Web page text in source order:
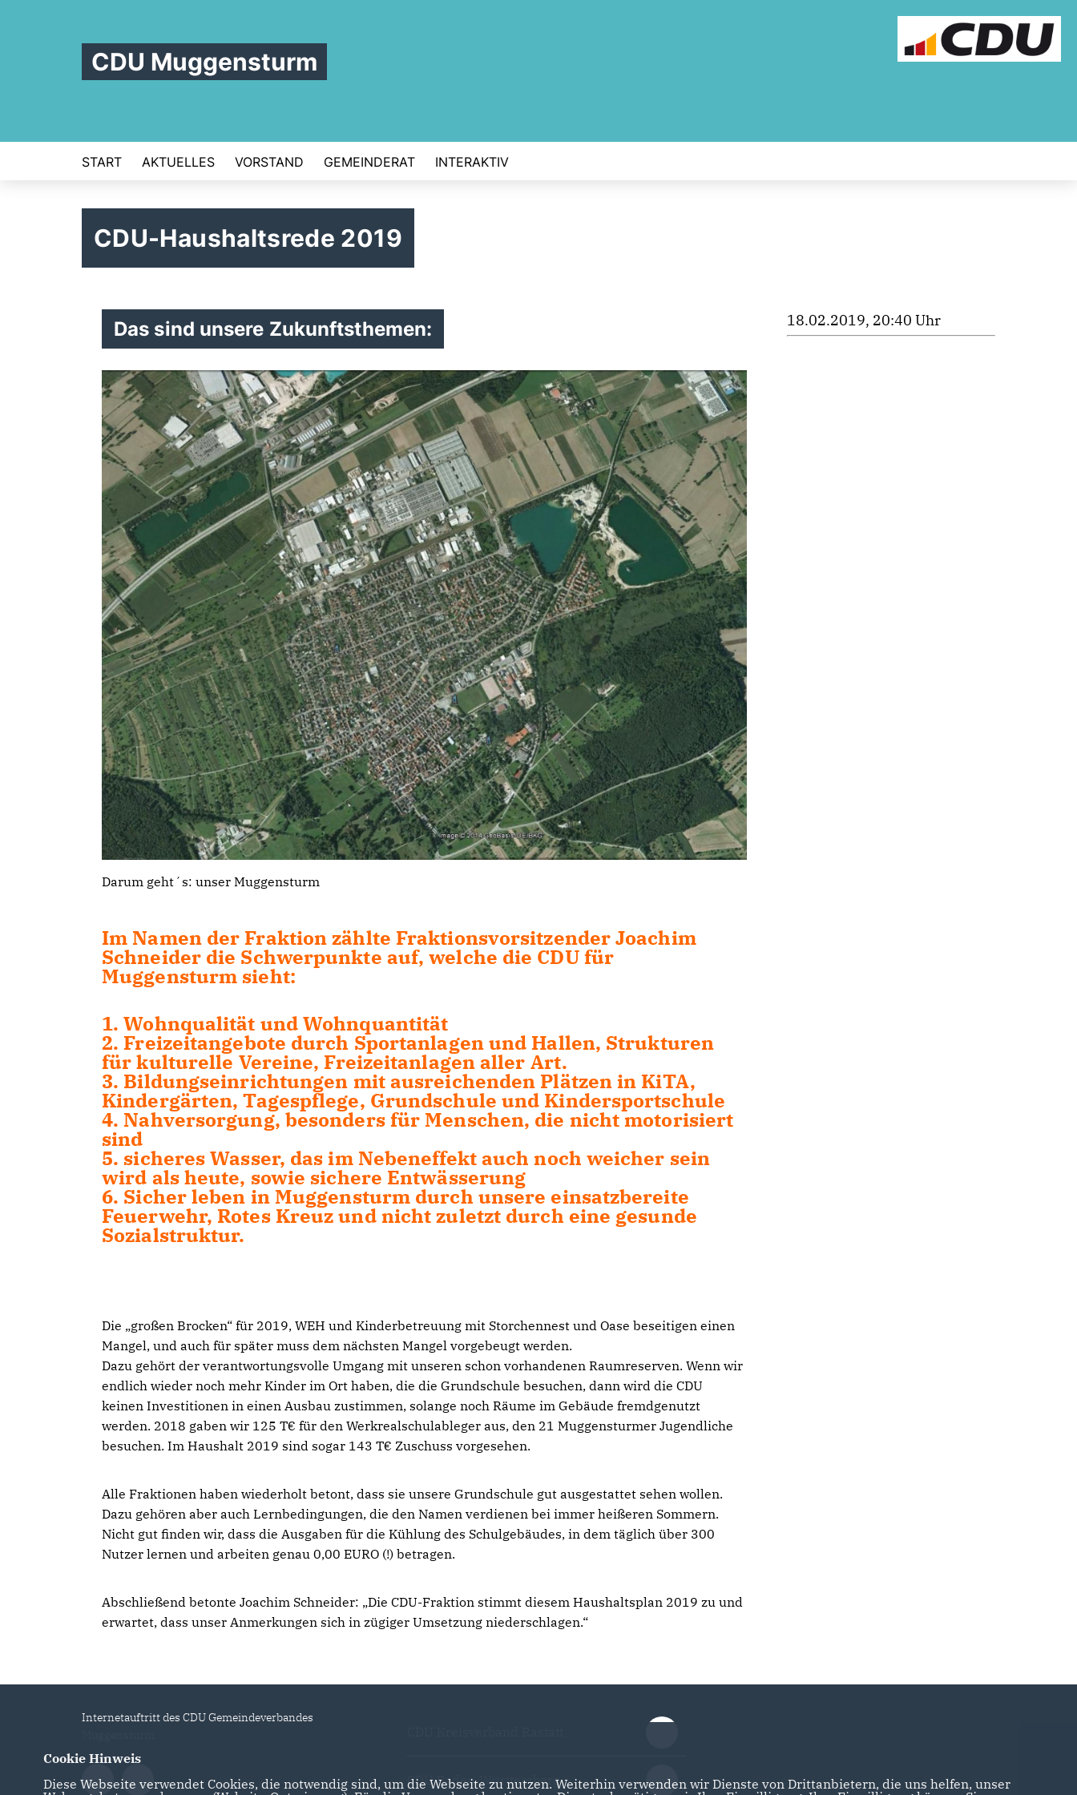
CDU Muggensturm
START AKTUELLES VORSTAND GEMEINDERAT INTERAKTIV
CDU-Haushaltsrede 2019
Das sind unsere Zukunftsthemen:
Darum geht´s: unser Muggensturm
Im Namen der Fraktion zählte Fraktionsvorsitzender Joachim
Schneider die Schwerpunkte auf, welche die CDU für
Muggensturm sieht:
1. Wohnqualität und Wohnquantität
2. Freizeitangebote durch Sportanlagen und Hallen, Strukturen
für kulturelle Vereine, Freizeitanlagen aller Art.
3. Bildungseinrichtungen mit ausreichenden Plätzen in KiTA,
Kindergärten, Tagespflege, Grundschule und Kindersportschule
4. Nahversorgung, besonders für Menschen, die nicht motorisiert
sind
5. sicheres Wasser, das im Nebeneffekt auch noch weicher sein
wird als heute, sowie sichere Entwässerung
6. Sicher leben in Muggensturm durch unsere einsatzbereite
Feuerwehr, Rotes Kreuz und nicht zuletzt durch eine gesunde
Sozialstruktur.
Die „großen Brocken“ für 2019, WEH und Kinderbetreuung mit Storchennest und Oase beseitigen einen
Mangel, und auch für später muss dem nächsten Mangel vorgebeugt werden.
Dazu gehört der verantwortungsvolle Umgang mit unseren schon vorhandenen Raumreserven. Wenn wir
endlich wieder noch mehr Kinder im Ort haben, die die Grundschule besuchen, dann wird die CDU
keinen Investitionen in einen Ausbau zustimmen, solange noch Räume im Gebäude fremdgenutzt
werden. 2018 gaben wir 125 T€ für den Werkrealschulableger aus, den 21 Muggensturmer Jugendliche
besuchen. Im Haushalt 2019 sind sogar 143 T€ Zuschuss vorgesehen.
Alle Fraktionen haben wiederholt betont, dass sie unsere Grundschule gut ausgestattet sehen wollen.
Dazu gehören aber auch Lernbedingungen, die den Namen verdienen bei immer heißeren Sommern.
Nicht gut finden wir, dass die Ausgaben für die Kühlung des Schulgebäudes, in dem täglich über 300
Nutzer lernen und arbeiten genau 0,00 EURO (!) betragen.
Abschließend betonte Joachim Schneider: „Die CDU-Fraktion stimmt diesem Haushaltsplan 2019 zu und
erwartet, dass unser Anmerkungen sich in zügiger Umsetzung niederschlagen.“
18.02.2019, 20:40 Uhr
Internetauftritt des CDU Gemeindeverbandes
CDU Baden-Württemberg
Cookie Hinweis
Diese Webseite verwendet Cookies, die notwendig sind, um die Webseite zu nutzen. Weiterhin verwenden wir Dienste von Drittanbietern, die uns helfen, unser